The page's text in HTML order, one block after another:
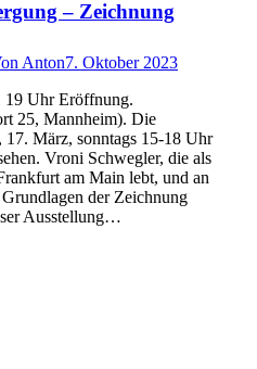
– Zeichnung
Anton7. Oktober 2023
19 Uhr Eröffnung.
25, Mannheim). Die
17. März, sonntags 15-18 Uhr
Vroni Schwegler, die als
am Main lebt, und an
der Zeichnung
Ausstellung…